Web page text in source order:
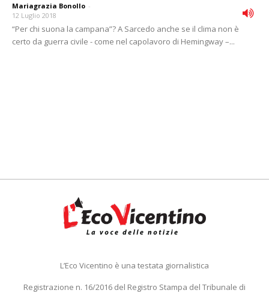
Mariagrazia Bonollo -
12 Luglio 2018
“Per chi suona la campana”? A Sarcedo anche se il clima non è
certo da guerra civile - come nel capolavoro di Hemingway –...
L’Eco Vicentino è una testata giornalistica
Registrazione n. 16/2016 del Registro Stampa del Tribunale di